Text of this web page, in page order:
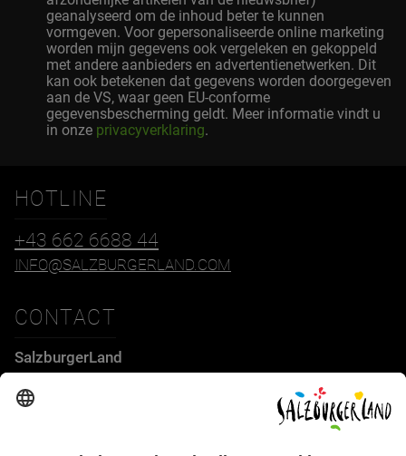
geanalyseerd om de inhoud beter te kunnen
vormgeven. Voor gepersonaliseerde online marketing
worden mijn gegevens ook vergeleken en gekoppeld
met andere aanbieders en advertentienetwerken. Dit
kan ook betekenen dat gegevens worden doorgegeven
aan de VS, waar geen EU-conforme
gegevensbescherming geldt. Meer informatie vindt u
in onze privacyverklaring.
HOTLINE
+43 662 6688 44
INFO@SALZBURGERLAND.COM
CONTACT
SalzburgerLand